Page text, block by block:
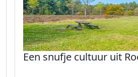
Een snufje cultuur uit